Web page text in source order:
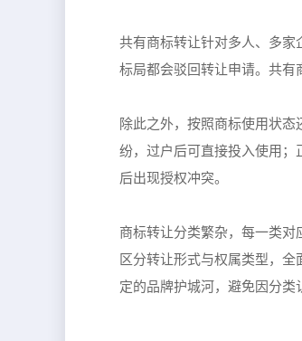
共有商标转让针对多人、多家
标局都会驳回转让申请。共有
除此之外，按照商标使用状
纷，过户后可直接投入使用；
后出现授权冲突。
商标转让分类繁杂，每一类
区分转让形式与权属类型，
定的品牌护城河，避免因分类